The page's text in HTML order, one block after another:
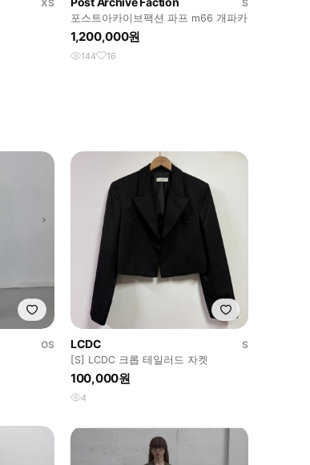
XS
S
포스트아카이브팩션 파프 m66 개파카
1,200,000원
144 16
OS
LCDC
S
[S] LCDC 크롭 테일러드 자켓
100,000원
4